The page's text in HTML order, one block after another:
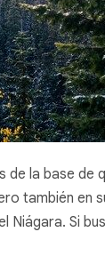
la base de
también en
Si